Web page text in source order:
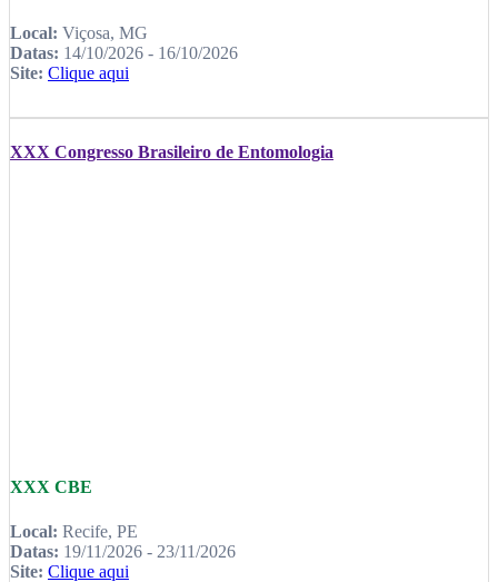
Local: Viçosa, MG
Datas: 14/10/2026 - 16/10/2026
Site: Clique aqui
XXX Congresso Brasileiro de Entomologia
XXX CBE
Local: Recife, PE
Datas: 19/11/2026 - 23/11/2026
Site: Clique aqui